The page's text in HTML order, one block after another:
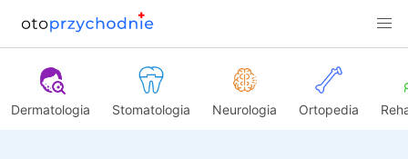
Dermatologia Stomatologia Neurologia Ortopedia